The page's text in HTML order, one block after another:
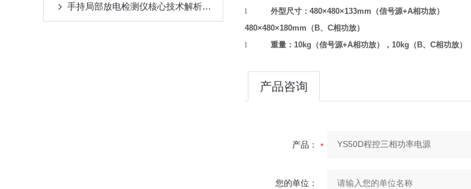
手持局部放电检测仪核心技术解析：如何通过 UHF/超声波实现电力设备隐患早期识别？
l 外型尺寸： 480×480×133mm （信号源+A相功放）
480×480×180mm （ B、 C相功放）
l 重量： 10kg （信号源+A相功放）， 10kg （ B、 C相功放）
产品咨询
产品：
您的单位：